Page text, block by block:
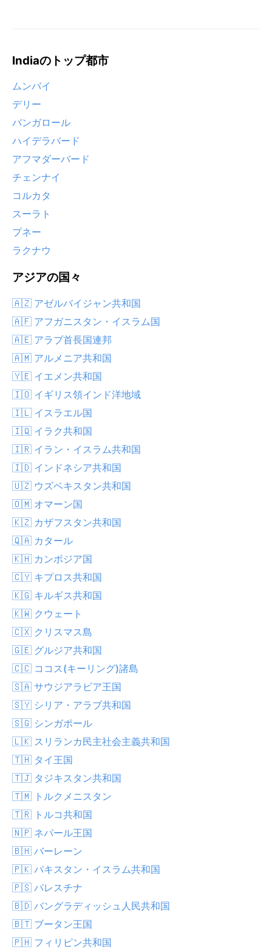
Indiaのトップ都市
ムンバイ
デリー
バンガロール
ハイデラバード
アフマダーバード
チェンナイ
コルカタ
スーラト
プネー
ラクナウ
アジアの国々
🇦🇿 アゼルバイジャン共和国
🇦🇫 アフガニスタン・イスラム国
🇦🇪 アラブ首長国連邦
🇦🇲 アルメニア共和国
🇾🇪 イエメン共和国
🇮🇴 イギリス領インド洋地域
🇮🇱 イスラエル国
🇮🇶 イラク共和国
🇮🇷 イラン・イスラム共和国
🇮🇩 インドネシア共和国
🇺🇿 ウズベキスタン共和国
🇴🇲 オマーン国
🇰🇿 カザフスタン共和国
🇶🇦 カタール
🇰🇭 カンボジア国
🇨🇾 キプロス共和国
🇰🇬 キルギス共和国
🇰🇼 クウェート
🇨🇽 クリスマス島
🇬🇪 グルジア共和国
🇨🇨 ココス(キーリング)諸島
🇸🇦 サウジアラビア王国
🇸🇾 シリア・アラブ共和国
🇸🇬 シンガポール
🇱🇰 スリランカ民主社会主義共和国
🇹🇭 タイ王国
🇹🇯 タジキスタン共和国
🇹🇲 トルクメニスタン
🇹🇷 トルコ共和国
🇳🇵 ネパール王国
🇧🇭 バーレーン
🇵🇰 パキスタン・イスラム共和国
🇵🇸 パレスチナ
🇧🇩 バングラディッシュ人民共和国
🇧🇹 ブータン王国
🇵🇭 フィリピン共和国